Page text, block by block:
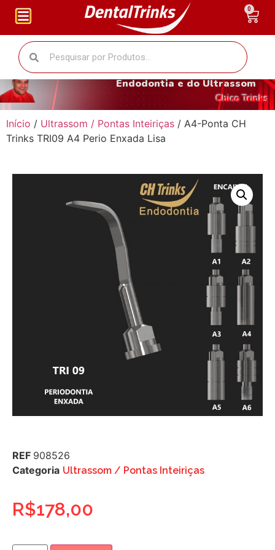
O fantástico mundo da
Endodontia e do Ultrassom
Chico Trinks
Início / Ultrassom / Pontas Inteiriças / A4-Ponta CH
Trinks TRI09 A4 Perio Enxada Lisa
REF 908526
Categoria Ultrassom / Pontas Inteiriças
R$178,00
0